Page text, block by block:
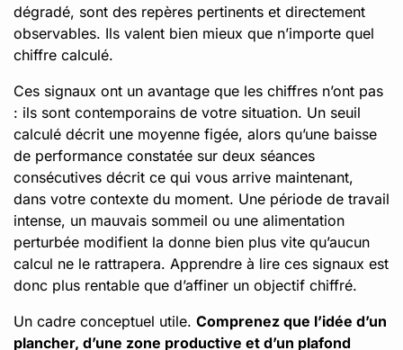
dégradé, sont des repères pertinents et directement
observables. Ils valent bien mieux que n’importe quel
chiffre calculé.
Ces signaux ont un avantage que les chiffres n’ont pas
: ils sont contemporains de votre situation. Un seuil
calculé décrit une moyenne figée, alors qu’une baisse
de performance constatée sur deux séances
consécutives décrit ce qui vous arrive maintenant,
dans votre contexte du moment. Une période de travail
intense, un mauvais sommeil ou une alimentation
perturbée modifient la donne bien plus vite qu’aucun
calcul ne le rattrapera. Apprendre à lire ces signaux est
donc plus rentable que d’affiner un objectif chiffré.
Un cadre conceptuel utile. Comprenez que l’idée d’un
plancher, d’une zone productive et d’un plafond